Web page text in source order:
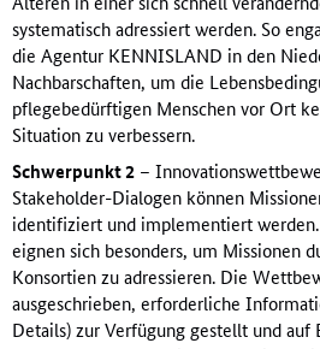
systematisch adressiert werden. So
die Agentur KENNISLAND in den
Nachbarschaften, um die
pflegebedürftigen Menschen vor Ort
Situation zu verbessern.
Schwerpunkt 2 –
Stakeholder-Dialogen können
identifiziert und implementiert
eignen sich besonders, um Missionen
Konsortien zu adressieren. Die
ausgeschrieben, erforderliche
Details) zur Verfügung gestellt und